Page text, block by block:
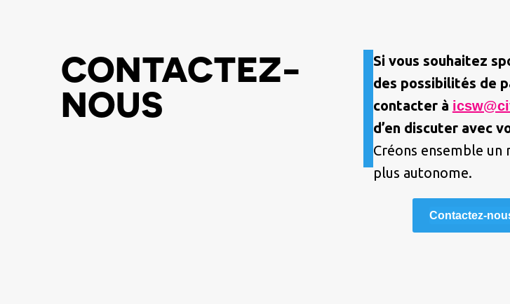
CONTACTEZ-
NOUS
Si vous souhaitez
des possibilités de
contacter à
d’en discuter avec
Créons ensemble
plus autonome.
Contactez-